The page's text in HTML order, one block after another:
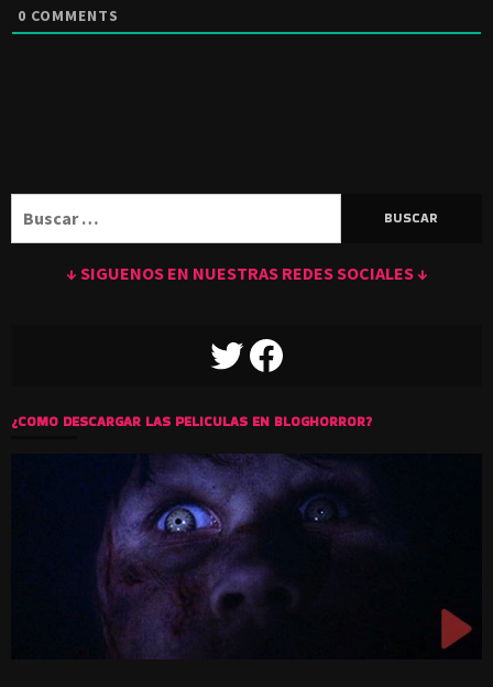
0 COMMENTS
↓ SIGUENOS EN NUESTRAS REDES SOCIALES ↓
TWITTERFACEBOOK
¿COMO DESCARGAR LAS PELICULAS EN BLOGHORROR?